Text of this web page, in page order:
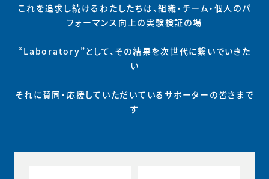
これを追求し続けるわたしたちは、組織・チーム・個人のパ
フォーマンス向上の実験検証の場
“Laboratory”として、その結果を次世代に繋いでいきた
い
それに賛同・応援していただいているサポーターの皆さまで
す